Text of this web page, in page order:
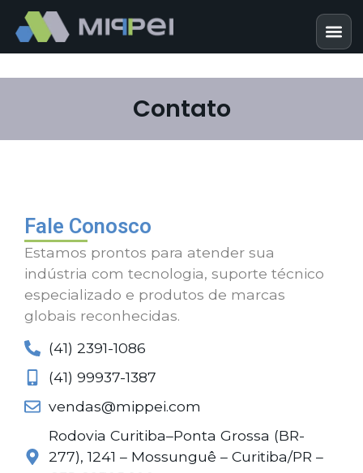
Contato
Fale Conosco
Estamos prontos para atender sua
indústria com tecnologia, suporte técnico
especializado e produtos de marcas
globais reconhecidas.
(41) 2391-1086
(41) 99937-1387
vendas@mippei.com
Rodovia Curitiba–Ponta Grossa (BR-
277), 1241 – Mossunguê – Curitiba/PR –